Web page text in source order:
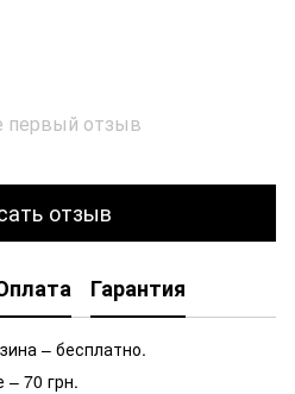
первый отзыв
отзыв
Гарантия
– бесплатно.
– 70 грн.